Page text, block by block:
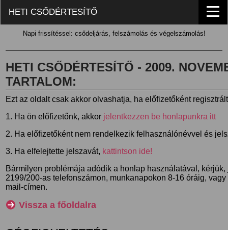
HETI CSŐDÉRTESÍTŐ
Napi frissítéssel: csődeljárás, felszámolás és végelszámolás!
HETI CSŐDÉRTESÍTŐ - 2009.
TARTALOM:
Ezt az oldalt csak akkor olvashatja, ha előfizetőként
1. Ha ön előfizetőnk, akkor jelentkezzen be honlapunkra itt
2. Ha előfizetőként nem rendelkezik felhasználónévvel és
3. Ha elfelejtette jelszavát, kattintson ide!
Bármilyen problémája adódik a honlap használatával,
2199/200-as telefonszámon, munkanapokon 8-16 óráig,
mail-címen.
Vissza a főoldalra